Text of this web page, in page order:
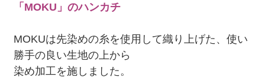
「MOKU」のハンカチ
MOKUは先染めの糸を使用して織り上げた、使い
勝手の良い生地の上から
染め加工を施しました。